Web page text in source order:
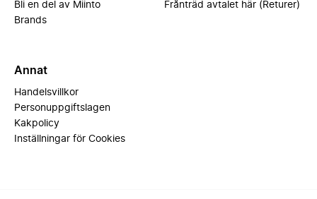
Bli en del av Miinto
Brands
Frånträd avtalet här (Returer)
Annat
Handelsvillkor
Personuppgiftslagen
Kakpolicy
Inställningar för Cookies